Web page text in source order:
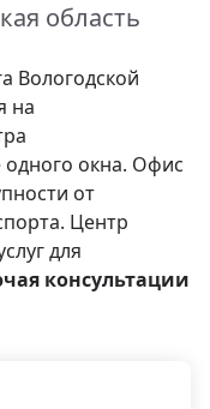
область
Вологодской
на
одного окна. Офис
от
Центр
для
консультации